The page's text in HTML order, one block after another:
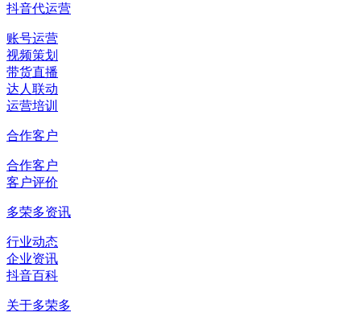
抖音代运营
账号运营
视频策划
带货直播
达人联动
运营培训
合作客户
合作客户
客户评价
多荣多资讯
行业动态
企业资讯
抖音百科
关于多荣多